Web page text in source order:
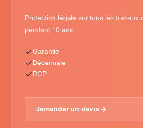
Protection légale sur tous les travaux
pendant 10 ans.
Garantie
Décennale
RCP
Demander un devis